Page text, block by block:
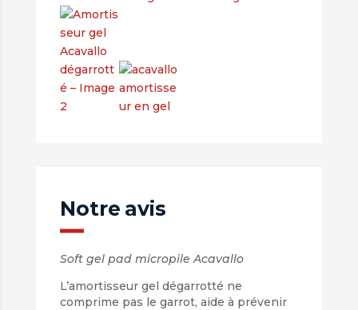
Notre avis
Soft gel pad micropile Acavallo
L’amortisseur gel dégarrotté ne
comprime pas le garrot, aide à prévenir